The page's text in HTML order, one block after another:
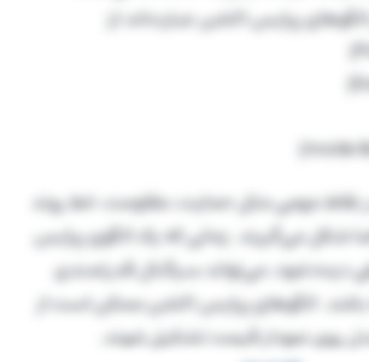
پرایس اکشن عبارت‌اند از:
نقاط مهمی مثل حمایت، مقاومت، خط روند
شکل می‌گیرند. زمانی که یک الگوی پرایس
دیده شود، می‌تواند سیگنال قدرتمندی
باشد. الگوهای پرایس اکشن ممکن است از
روی نمودار قیمت تشکیل شوند.